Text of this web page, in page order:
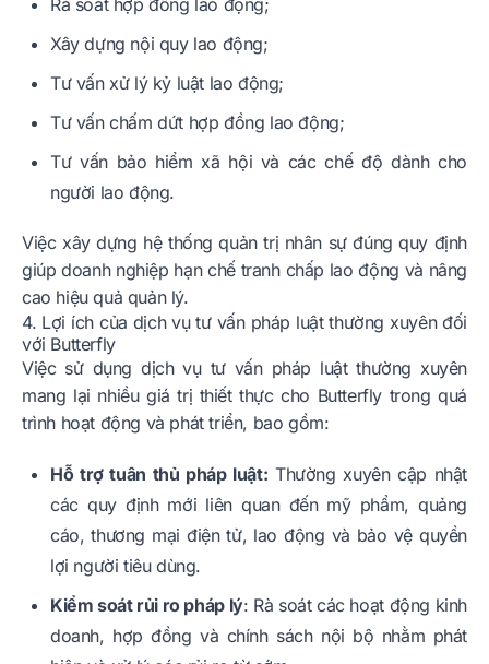
Xây dựng nội quy lao động;
Tư vấn xử lý kỷ luật lao động;
Tư vấn chấm dứt hợp đồng lao động;
Tư vấn bảo hiểm xã hội và các chế độ dành cho
người lao động.
Việc xây dựng hệ thống quản trị nhân sự đúng quy định
giúp doanh nghiệp hạn chế tranh chấp lao động và nâng
cao hiệu quả quản lý.
4. Lợi ích của dịch vụ tư vấn pháp luật thường xuyên đối
với Butterfly
Việc sử dụng dịch vụ tư vấn pháp luật thường xuyên
mang lại nhiều giá trị thiết thực cho Butterfly trong quá
trình hoạt động và phát triển, bao gồm:
Hỗ trợ tuân thủ pháp luật: Thường xuyên cập nhật
các quy định mới liên quan đến mỹ phẩm, quảng
cáo, thương mại điện tử, lao động và bảo vệ quyền
lợi người tiêu dùng.
Kiểm soát rủi ro pháp lý: Rà soát các hoạt động kinh
doanh, hợp đồng và chính sách nội bộ nhằm phát